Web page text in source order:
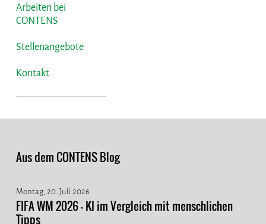
Arbeiten bei
CONTENS
Stellenangebote
Kontakt
Aus dem CONTENS Blog
Montag, 20. Juli 2026
FIFA WM 2026 - KI im Vergleich mit menschlichen
Tipps